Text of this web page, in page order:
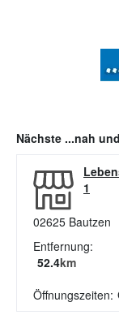
Nächste ...nah
1
02625 Bautzen
Entfernung:
52.4km
Öffnungszeiten: